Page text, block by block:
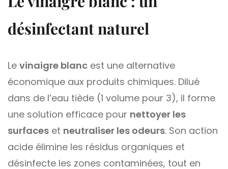
désinfectant naturel
Le vinaigre blanc est une alternative
économique aux produits chimiques. Dilué
dans de l’eau tiède (1 volume pour 3), il forme
une solution efficace pour nettoyer les
surfaces et neutraliser les odeurs. Son action
acide élimine les résidus organiques et
désinfecte les zones contaminées, tout en